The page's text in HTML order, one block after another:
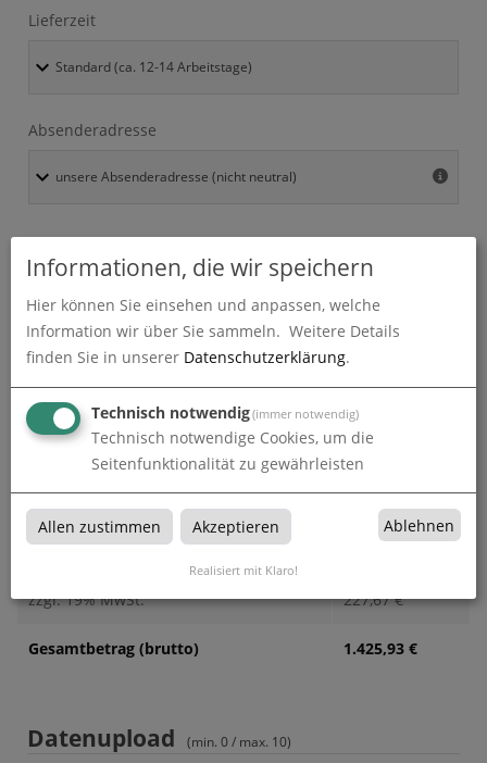
Lieferzeit
Absenderadresse
Alle Preise im Überblick
Produkt-Konfiguration 1.198,26
Druckdaten überprüfen
Gesamtbetrag (netto)
zzgl. 19% MwSt. 227,67€
Gesamtbetrag (brutto) 1.425,93 €
Datenupload (min. 0 / max. 10)
Informationen, die wir speichern
Hier können Sie einsehen und anpassen, welche
Information wir über Sie sammeln. Weitere Details
finden Sie in unserer Datenschutzerklärung.
Technisch notwendig(immer notwendig)
Technisch notwendige Cookies, um die
Seitenfunktionalität zu gewährleisten
Allen zustimmen Akzeptieren Ablehnen
Realisiert mit Klaro!